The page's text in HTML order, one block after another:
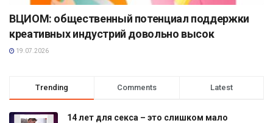
ВЦИОМ: общественный потенциал поддержки
креативных индустрий довольно высок
19.07.2026
Trending Comments Latest
14 лет для секса – это слишком мало